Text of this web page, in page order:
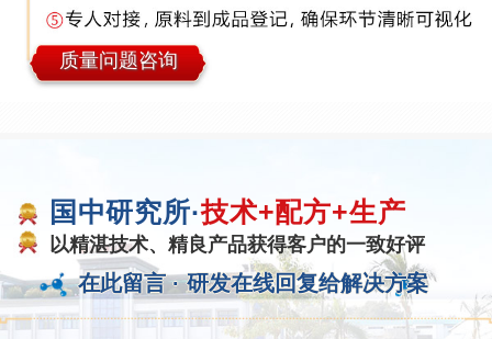
质量问题咨询
国中研究所·技术+配方+生产
以精湛技术、精良产品获得客户的一致好评
在此留言 · 研发在线回复给解决方案